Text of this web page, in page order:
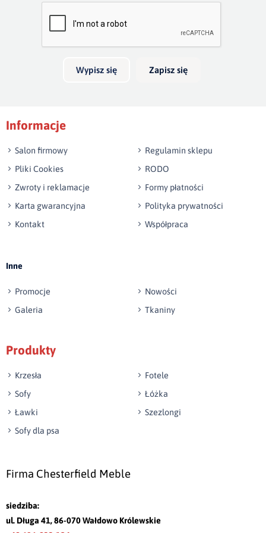
skrzynia na pościel będzie mieć 30cm głębokości. Wezgłowie
Bardzo dobry
Twoja opinia o produkcie
Wyślij opinię
Wypisz się Zapisz się
Informacje
Salon firmowy
Regulamin sklepu
Pliki Cookies
RODO
Zwroty i reklamacje
Formy płatności
Karta gwarancyjna
Polityka prywatności
Kontakt
Współpraca
Inne
Promocje
Nowości
Galeria
Tkaniny
Produkty
Krzesła
Fotele
Sofy
Łóżka
Ławki
Szezlongi
Sofy dla psa
Firma Chesterfield Meble
siedziba:
ul. Długa 41, 86-070 Wałdowo Królewskie